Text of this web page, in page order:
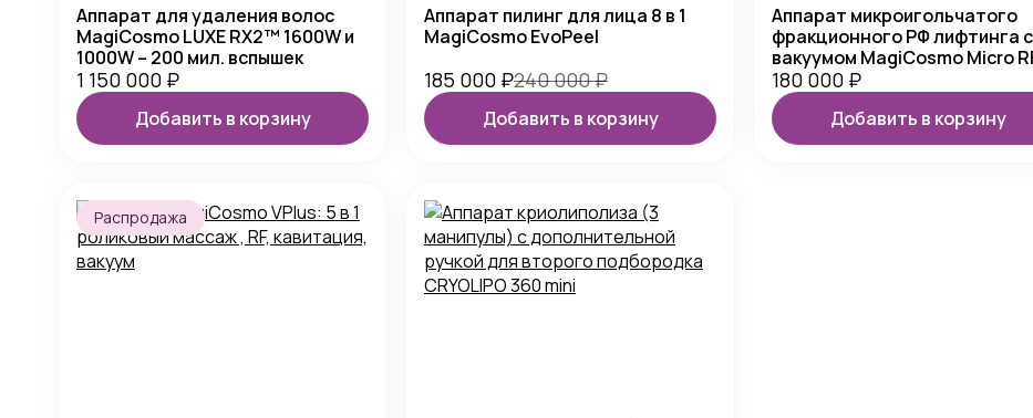
Аппарат для удаления волос
MagiCosmo LUXE RX2™ 1600W и
1000W – 200 мил. вспышек
1 150 000 ₽
Добавить в корзину
Аппарат пилинг для лица 8 в 1
MagiCosmo EvoPeel
185 000 ₽240 000₽
Добавить в корзину
Аппарат микроигольчатого
фракционного РФ лифтинга с
вакуумом MagiCosmo Micro
180 000 ₽
Добавить в корзину
Распродажа